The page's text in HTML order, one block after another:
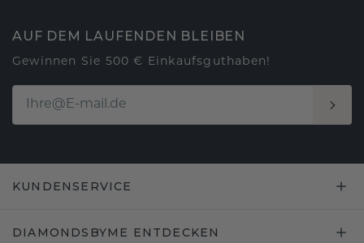
AUF DEM LAUFENDEN BLEIBEN
Gewinnen Sie 500 € Einkaufsguthaben!
KUNDENSERVICE
DIAMONDSBYME ENTDECKEN